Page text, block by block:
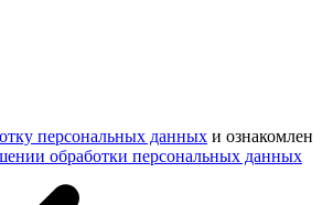
персональных данных и ознакомлен
обработки персональных данных